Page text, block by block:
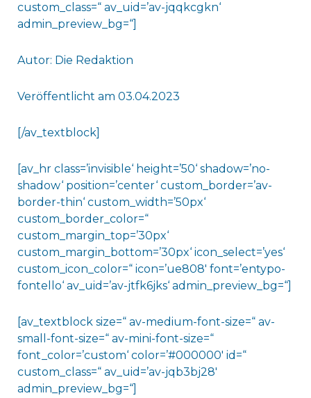
custom_class=“ av_uid=’av-jqqkcgkn‘
admin_preview_bg=“]
Autor: Die Redaktion
Veröffentlicht am 03.04.2023
[/av_textblock]
[av_hr class=’invisible‘ height=’50‘ shadow=’no-
shadow‘ position=’center‘ custom_border=’av-
border-thin‘ custom_width=’50px‘
custom_border_color=“
custom_margin_top=’30px‘
custom_margin_bottom=’30px‘ icon_select=’yes‘
custom_icon_color=“ icon=’ue808′ font=’entypo-
fontello‘ av_uid=’av-jtfk6jks‘ admin_preview_bg=“]
[av_textblock size=“ av-medium-font-size=“ av-
small-font-size=“ av-mini-font-size=“
font_color=’custom‘ color=’#000000′ id=“
custom_class=“ av_uid=’av-jqb3bj28′
admin_preview_bg=“]